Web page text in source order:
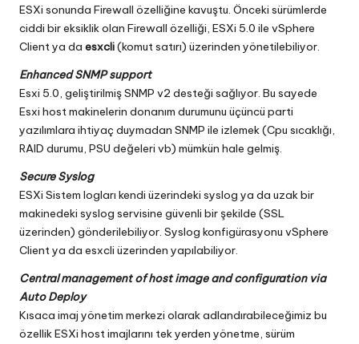
ESXi sonunda Firewall özelliğine kavuştu. Önceki sürümlerde
ciddi bir eksiklik olan Firewall özelliği, ESXi 5.0 ile vSphere
Client ya da esxcli(komut satırı) üzerinden yönetilebiliyor.
Enhanced SNMP support
Esxi 5.0, geliştirilmiş SNMP v2 desteği sağlıyor. Bu sayede
Esxi host makinelerin donanım durumunu üçüncü parti
yazılımlara ihtiyaç duymadan SNMP ile izlemek (Cpu sıcaklığı,
RAID durumu, PSU değeleri vb) mümkün hale gelmiş.
Secure Syslog
ESXi Sistem logları kendi üzerindeki syslog ya da uzak bir
makinedeki syslog servisine güvenli bir şekilde (SSL
üzerinden) gönderilebiliyor. Syslog konfigürasyonu vSphere
Client ya da esxcli üzerinden yapılabiliyor.
Central management of host image and configuration via
Auto Deploy
Kısaca imaj yönetim merkezi olarak adlandırabileceğimiz bu
özellik ESXi host imajlarını tek yerden yönetme, sürüm